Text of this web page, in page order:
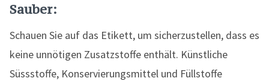
Sauber:
Schauen Sie auf das Etikett, um sicherzustellen, dass es
keine unnötigen Zusatzstoffe enthält. Künstliche
Süssstoffe, Konservierungsmittel und Füllstoffe